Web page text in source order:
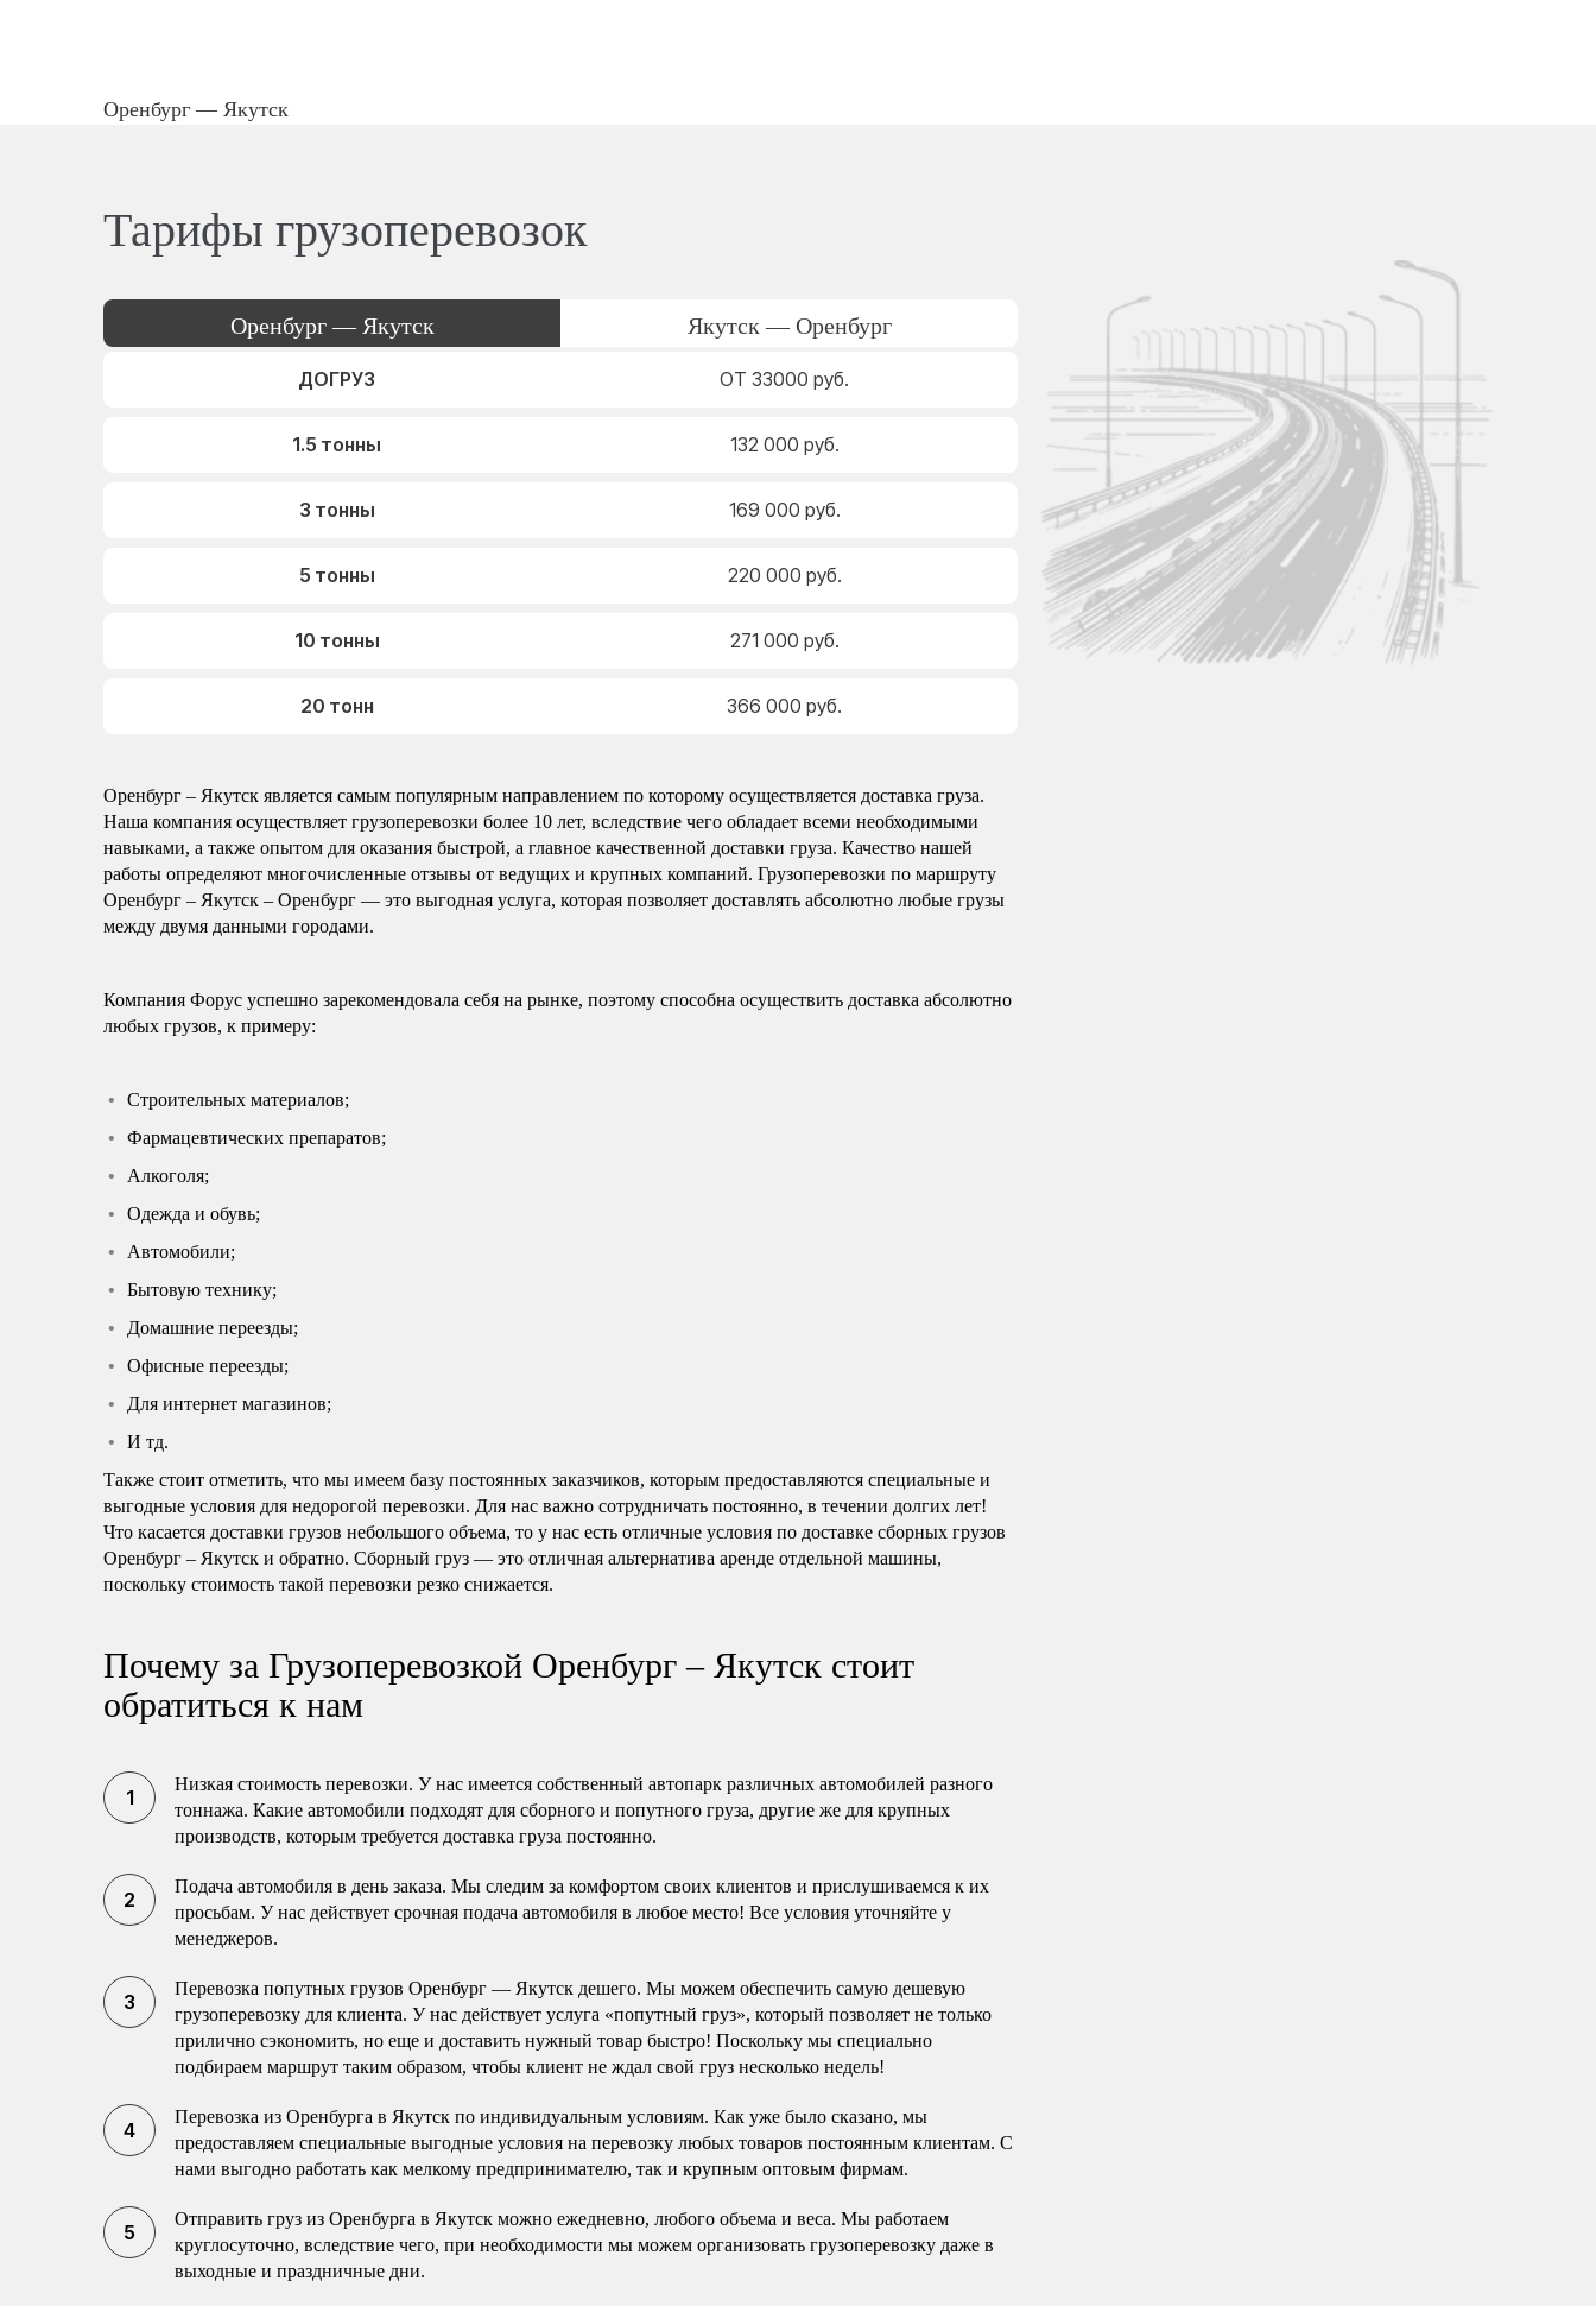
Оренбург — Якутск
Тарифы грузоперевозок
Оренбург — Якутск Якутск — Оренбург
ДОГРУЗ ОТ 33000 руб.
1.5 тонны 132 000 руб.
3 тонны 169 000 руб.
5 тонны 220 000 руб.
10 тонны 271 000 руб.
20 тонн 366 000 руб.
Оренбург – Якутск является самым популярным направлением по которому осуществляется доставка груза.
Наша компания осуществляет грузоперевозки более 10 лет, вследствие чего обладает всеми необходимыми
навыками, а также опытом для оказания быстрой, а главное качественной доставки груза. Качество нашей
работы определяют многочисленные отзывы от ведущих и крупных компаний. Грузоперевозки по маршруту
Оренбург – Якутск – Оренбург — это выгодная услуга, которая позволяет доставлять абсолютно любые грузы
между двумя данными городами.
Компания Форус успешно зарекомендовала себя на рынке, поэтому способна осуществить доставка абсолютно
любых грузов, к примеру:
Строительных материалов;
Фармацевтических препаратов;
Алкоголя;
Одежда и обувь;
Автомобили;
Бытовую технику;
Домашние переезды;
Офисные переезды;
Для интернет магазинов;
И тд.
Также стоит отметить, что мы имеем базу постоянных заказчиков, которым предоставляются специальные и
выгодные условия для недорогой перевозки. Для нас важно сотрудничать постоянно, в течении долгих лет!
Что касается доставки грузов небольшого объема, то у нас есть отличные условия по доставке сборных грузов
Оренбург – Якутск и обратно. Сборный груз — это отличная альтернатива аренде отдельной машины,
поскольку стоимость такой перевозки резко снижается.
Почему за Грузоперевозкой Оренбург – Якутск стоит
обратиться к нам
Низкая стоимость перевозки. У нас имеется собственный автопарк различных автомобилей разного
тоннажа. Какие автомобили подходят для сборного и попутного груза, другие же для крупных
производств, которым требуется доставка груза постоянно.
Подача автомобиля в день заказа. Мы следим за комфортом своих клиентов и прислушиваемся к их
просьбам. У нас действует срочная подача автомобиля в любое место! Все условия уточняйте у
менеджеров.
Перевозка попутных грузов Оренбург — Якутск дешего. Мы можем обеспечить самую дешевую
грузоперевозку для клиента. У нас действует услуга «попутный груз», который позволяет не только
прилично сэкономить, но еще и доставить нужный товар быстро! Поскольку мы специально
подбираем маршрут таким образом, чтобы клиент не ждал свой груз несколько недель!
Перевозка из Оренбурга в Якутск по индивидуальным условиям. Как уже было сказано, мы
предоставляем специальные выгодные условия на перевозку любых товаров постоянным клиентам. С
нами выгодно работать как мелкому предпринимателю, так и крупным оптовым фирмам.
Отправить груз из Оренбурга в Якутск можно ежедневно, любого объема и веса. Мы работаем
круглосуточно, вследствие чего, при необходимости мы можем организовать грузоперевозку даже в
выходные и праздничные дни.